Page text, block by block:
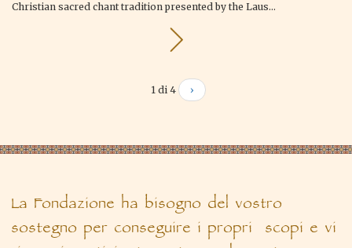
Christian sacred chant tradition presented by the Laus...
1 di 4 ›
La Fondazione ha bisogno del vostro
sostegno per conseguire i propri scopi e vi